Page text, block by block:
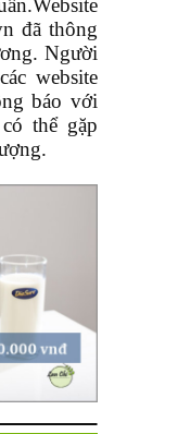
đã thông
Người
website
báo với
thể gặp